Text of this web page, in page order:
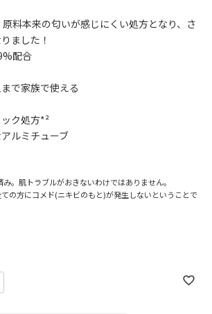
原料本来の匂いが感じにくい処方となり、さ
ました！
配合
で家族で使える
ク処方*²
ルミチューブ
。肌トラブルがおきないわけではありません。
の方にコメド(ニキビのもと)が発生しないということで